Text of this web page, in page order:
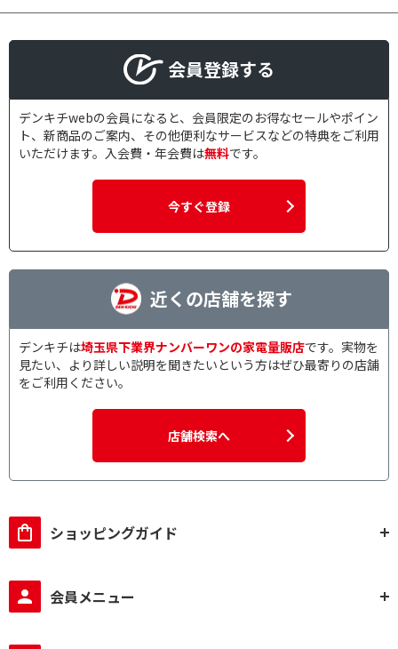
会員登録する
デンキチwebの会員になると、会員限定のお得なセールやポイン
ト、新商品のご案内、その他便利なサービスなどの特典をご利用
いただけます。入会費・年会費は無料です。
今すぐ登録
近くの店舗を探す
デンキチは埼玉県下業界ナンバーワンの家電量販店です。実物を
見たい、より詳しい説明を聞きたいという方はぜひ最寄りの店舗
をご利用ください。
店舗検索へ
ショッピングガイド
会員メニュー